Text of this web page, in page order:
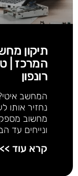
תיקון
המרכז |
רונפון
המחשב
נחזיר אותו
מחשוב
ונייחים עד
קרא עוד >>